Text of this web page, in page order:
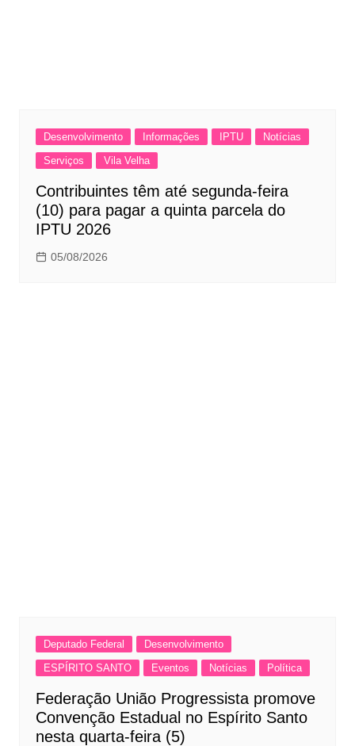
Desenvolvimento Informações IPTU
Notícias
Serviços
Vila Velha
Contribuintes têm até segunda-feira
(10) para pagar a quinta parcela do
IPTU 2026
05/08/2026
Deputado Federal
Desenvolvimento
ESPÍRITO SANTO
Eventos Notícias Política
Federação União Progressista promove
Convenção Estadual no Espírito Santo
nesta quarta-feira (5)